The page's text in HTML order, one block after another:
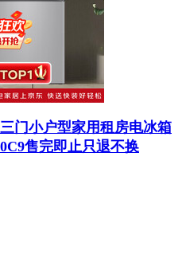
门小户型家用租房电冰箱
售完即止只退不换